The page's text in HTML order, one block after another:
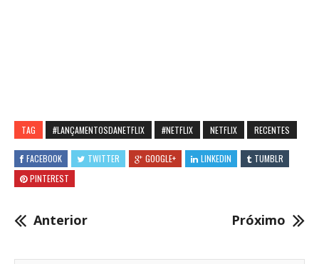
TAG #LANÇAMENTOSDANETFLIX #NETFLIX NETFLIX RECENTES
FACEBOOK TWITTER GOOGLE+ LINKEDIN
TUMBLR
PINTEREST
Anterior Próximo